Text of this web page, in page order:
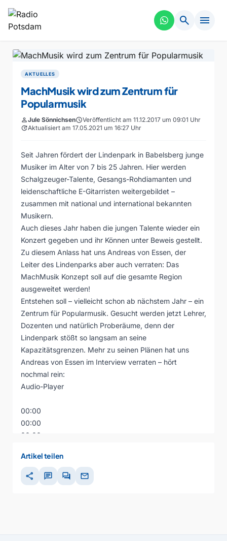
search menu
AKTUELLES
MachMusik wird zum Zentrum für
Popularmusik
personJule SönnichsenscheduleVeröffentlicht am 11.12.2017 um 09:01 Uhr
updateAktualisiert am 17.05.2021 um 16:27 Uhr
Seit Jahren fördert der Lindenpark in Babelsberg junge
Musiker im Alter von 7 bis 25 Jahren. Hier werden
Schalgzeuger-Talente, Gesangs-Rohdiamanten und
leidenschaftliche E-Gitarristen weitergebildet –
zusammen mit national und international bekannten
Musikern.
Auch dieses Jahr haben die jungen Talente wieder ein
Konzert gegeben und ihr Können unter Beweis gestellt.
Zu diesem Anlass hat uns Andreas von Essen, der
Leiter des Lindenparks aber auch verraten: Das
MachMusik Konzept soll auf die gesamte Region
ausgeweitet werden!
Entstehen soll – vielleicht schon ab nächstem Jahr – ein
Zentrum für Popularmusik. Gesucht werden jetzt Lehrer,
Dozenten und natürlich Proberäume, denn der
Lindenpark stößt so langsam an seine
Kapazitätsgrenzen. Mehr zu seinen Plänen hat uns
Andreas von Essen im Interview verraten – hört
nochmal rein:
Audio-Player
00:00
00:00
00:00
Artikel teilen
share chat forum mail